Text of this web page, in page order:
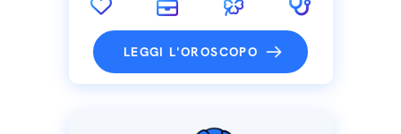
LEGGI L'OROSCOPO